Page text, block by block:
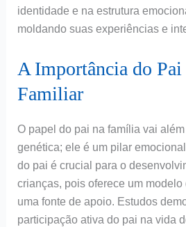
identidade e na estrutura
moldando suas experiências e
A Importância do
Familiar
O papel do pai na família vai
genética; ele é um pilar
do pai é crucial para o
crianças, pois oferece um modelo
uma fonte de apoio. Estudos
participação ativa do pai na vida